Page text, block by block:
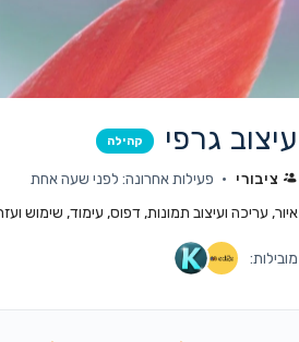
עיצוב גרפי קהילה
ציבורי
פעילות אחרונה: לפני שעה אחת
איור, עריכה ועיצוב תמונות, דפוס, עימוד, שימוש
מובילות: